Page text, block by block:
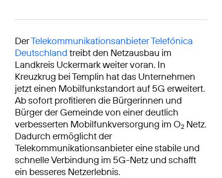
DerTelekommunikationsanbieter Telefónica
Deutschland treibt den Netzausbau im
Landkreis Uckermark weiter voran. In
Kreuzkrug bei Templin hat das Unternehmen
jetzt einen Mobilfunkstandort auf 5G erweitert.
Ab sofort profitieren die Bürgerinnen und
Bürger der Gemeinde von einer deutlich
verbesserten Mobilfunkversorgung im O2 Netz.
Dadurch ermöglicht der
Telekommunikationsanbieter eine stabile und
schnelle Verbindung im 5G-Netz und schafft
ein besseres Netzerlebnis.